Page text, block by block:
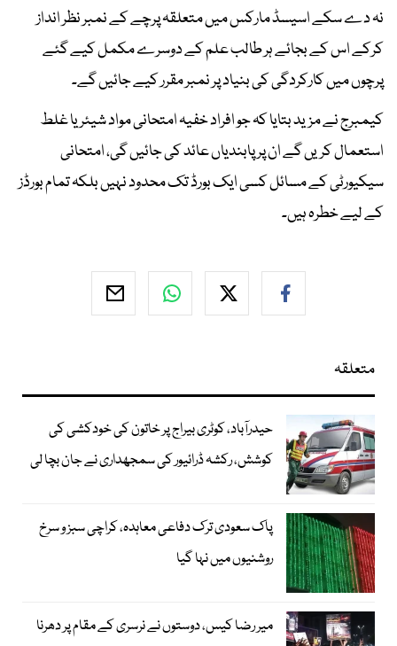
نہ دے سکے اسیسڈ مارکس میں متعلقہ پرچے کے نمبر نظر انداز
کرکے اس کے بجائے ہر طالب علم کے دوسرے مکمل کیے گئے
پرچوں میں کارکردگی کی بنیاد پر نمبر مقرر کیے جائیں گے۔
کیمبرج نے مزید بتایا کہ جو افراد خفیہ امتحانی مواد شیئر یا غلط
استعمال کریں گے ان پر پابندیاں عائد کی جائیں گی، امتحانی
سیکیورٹی کے مسائل کسی ایک بورڈ تک محدود نہیں بلکہ تمام بورڈز
کے لیے خطرہ ہیں۔
متعلقہ
حیدرآباد، کوٹری بیراج پر خاتون کی خودکشی کی
کوشش، رکشہ ڈرائیور کی سمجھداری نے جان بچا لی
پاک سعودی ترک دفاعی معاہدہ، کراچی سبز و سرخ
روشنیوں میں نہا گیا
میر رضا کیس، دوستوں نے نرسری کے مقام پر دھرنا